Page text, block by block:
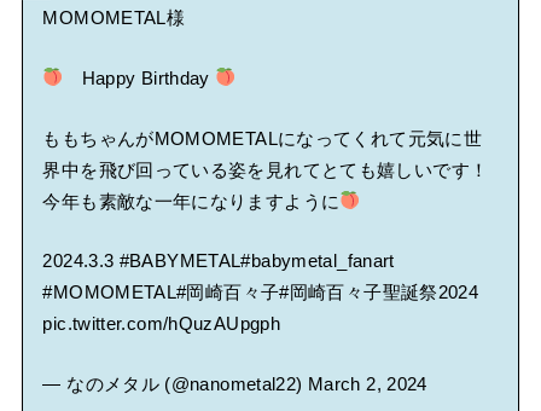
MOMOMETAL様
Happy Birthday
ももちゃんがMOMOMETALになってくれて元気に世
界中を飛び回っている姿を見れてとても嬉しいです！
今年も素敵な一年になりますように
2024.3.3 #BABYMETAL#babymetal_fanart
#MOMOMETAL#岡崎百々子#岡崎百々子聖誕祭2024
pic.twitter.com/hQuzAUpgph
— なのメタル (@nanometal22) March 2, 2024